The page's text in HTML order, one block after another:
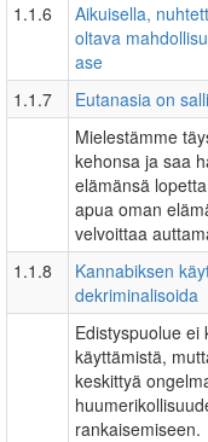
1.1.6
Aikuisella,
oltava
ase
1.1.7 Eutanasia on
Mielestämme
kehonsa ja saa
elämänsä
apua oman
velvoittaa
1.1.8
Kannabiksen
dekriminalisoida
Edistyspuolue ei
käyttämistä,
keskittyä
rankaisemiseen.